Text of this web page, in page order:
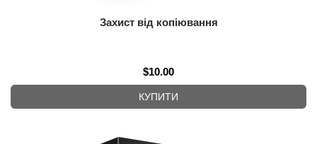
Захист від копіювання
$10.00
КУПИТИ